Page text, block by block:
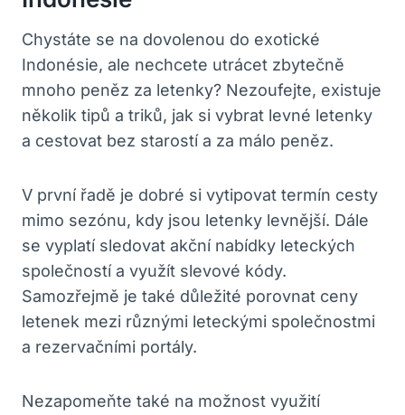
Chystáte se na dovolenou do exotické
Indonésie, ale nechcete utrácet zbytečně
mnoho peněz za letenky? Nezoufejte, existuje
několik tipů a triků, jak si vybrat levné letenky
a cestovat bez starostí a za málo peněz.
V první řadě je dobré si vytipovat termín cesty
mimo sezónu, kdy jsou letenky levnější. Dále
se vyplatí sledovat akční nabídky leteckých
společností a využít slevové kódy.
Samozřejmě je také důležité porovnat ceny
letenek mezi různými leteckými společnostmi
a rezervačními portály.
Nezapomeňte také na možnost využití